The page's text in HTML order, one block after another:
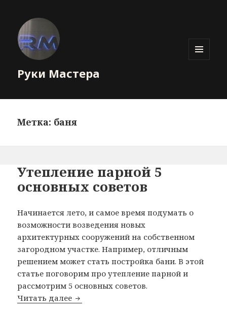
Руки Мастера
Метка: баня
Утепление парной 5
основных советов
Начинается лето, и самое время подумать о
возможности возведения новых
архитектурных сооружений на собственном
загородном участке. Например, отличным
решением может стать постройка бани. В этой
статье поговорим про утепление парной и
рассмотрим 5 основных советов.
Читать далее Утепление парной 5 основных советов